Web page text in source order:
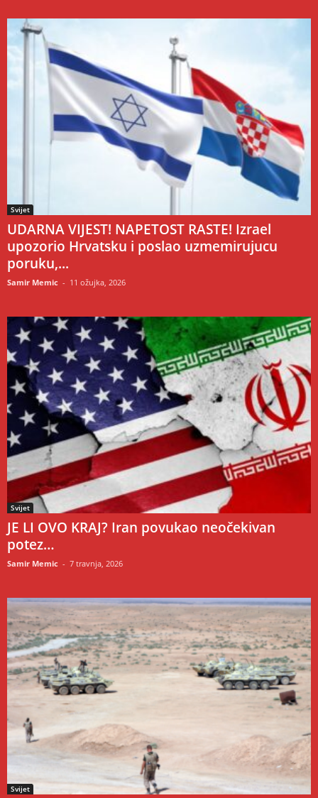
Svijet
UDARNA VIJEST! NAPETOST RASTE! Izrael
upozorio Hrvatsku i poslao uzmemirujucu
poruku,...
Samir Memic - 11 ožujka, 2026
Svijet
JE LI OVO KRAJ? Iran povukao neočekivan
potez…
Samir Memic - 7 travnja, 2026
Svijet